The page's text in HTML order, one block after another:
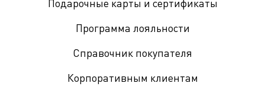
Подарочные карты и сертификаты
Программа лояльности
Справочник покупателя
Корпоративным клиентам